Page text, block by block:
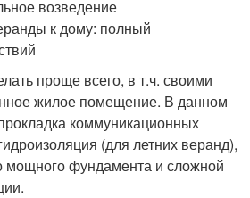
проще всего, в т.ч. своими
жилое помещение. В данном
коммуникационных
(для летних веранд),
мощного фундамента и сложной